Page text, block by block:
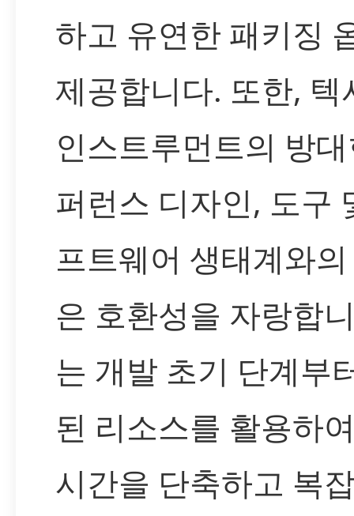
하고 유연한 패키징
제공합니다. 또한, 텍
인스트루먼트의 방
퍼런스 디자인, 도구
프트웨어 생태계와
은 호환성을 자랑합
는 개발 초기 단계부
된 리소스를 활용하
시간을 단축하고 복